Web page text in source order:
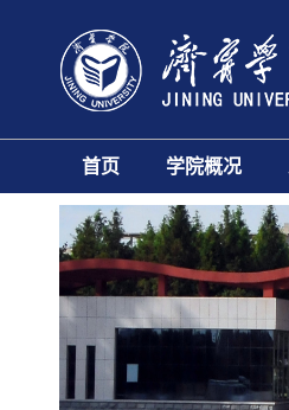
首页 学院概况